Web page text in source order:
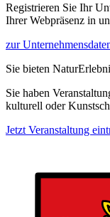
Registrieren Sie Ihr
Ihrer Webpräsenz in
zur
Sie bieten
Sie haben
kulturell oder
Jetzt Veranstaltung